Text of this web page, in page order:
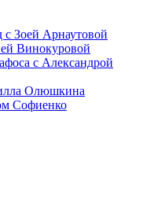
Зоей Арнаутовой
Винокуровой
с Александрой
Олюшкина
Софиенко